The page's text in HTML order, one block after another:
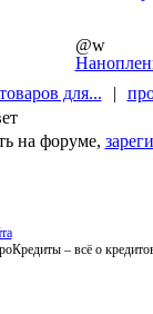
@w
для... |
на форуме,
– всё о